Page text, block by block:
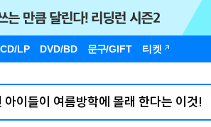
CD/LP DVD/BD 문구/GIFT 티켓